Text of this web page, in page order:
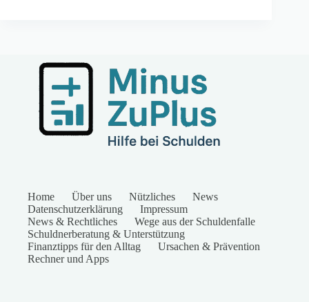
Home Über uns Nützliches
News
Datenschutzerklärung
Impressum
News & Rechtliches
Wege aus der Schuldenfalle
Schuldnerberatung & Unterstützung
Finanztipps für den Alltag
Ursachen & Prävention
Rechner und Apps